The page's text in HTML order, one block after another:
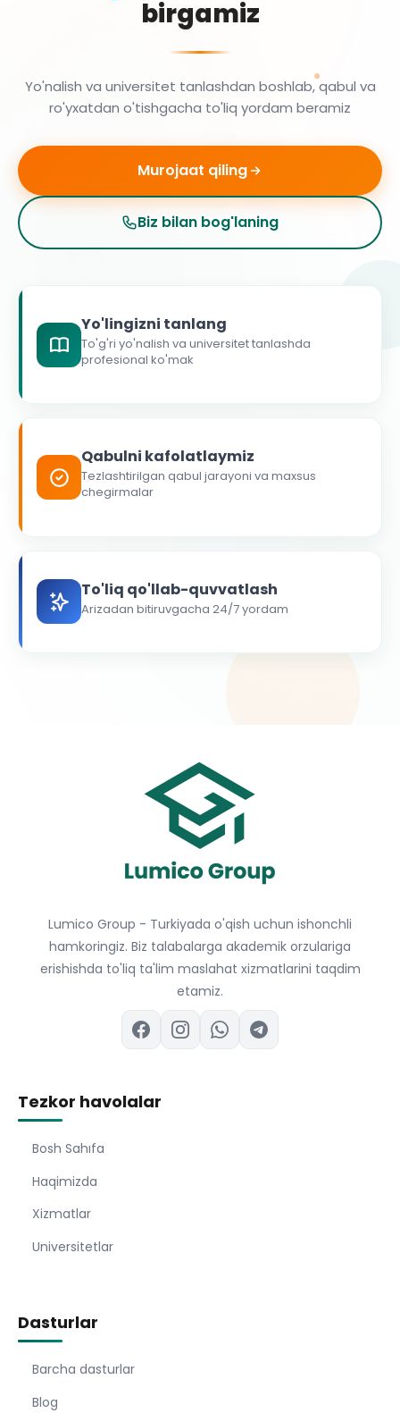
birgamiz
Yo'nalish va universitet tanlashdan boshlab, qabul va
ro'yxatdan o'tishgacha to'liq yordam beramiz
Murojaat qiling
Biz bilan bog'laning
Yo'lingizni tanlang
To'g'ri yo'nalish va universitet tanlashda
profesional ko'mak
Qabulni kafolatlaymiz
Tezlashtirilgan qabul jarayoni va maxsus
chegirmalar
To'liq qo'llab-quvvatlash
Arizadan bitiruvgacha 24/7 yordam
Lumico Group - Turkiyada o'qish uchun ishonchli
hamkoringiz. Biz talabalarga akademik orzulariga
erishishda to'liq ta'lim maslahat xizmatlarini taqdim
etamiz.
Tezkor havolalar
Bosh Sahıfa
Haqimizda
Xizmatlar
Universitetlar
Dasturlar
Barcha dasturlar
Blog